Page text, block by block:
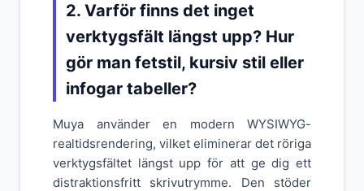
2. Varför finns det inget
verktygsfält längst upp? Hur
gör man fetstil, kursiv stil eller
infogar tabeller?
Muya använder en modern WYSIWYG-
realtidsrendering, vilket eliminerar det röriga
verktygsfältet längst upp för att ge dig ett
distraktionsfritt skrivutrymme. Den stöder